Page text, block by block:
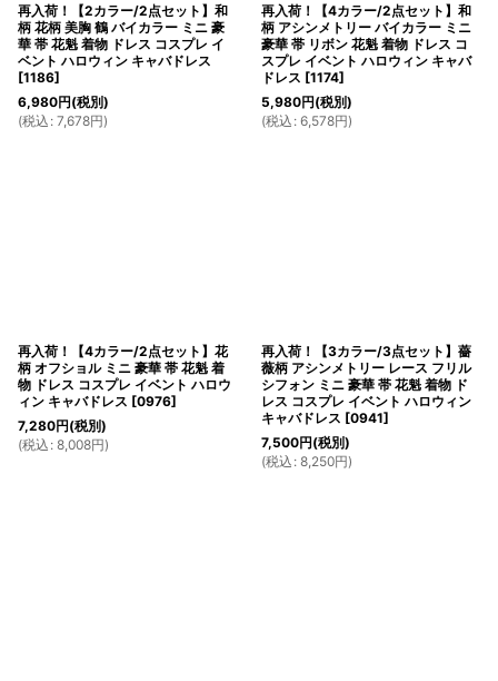
再入荷！【2カラー/2点セット】和
柄 花柄 美胸 鶴 バイカラー ミニ 豪
華 帯 花魁 着物 ドレス コスプレ イ
ベント ハロウィン キャバドレス
[1186]
6,980円(税別)
(税込 : 7,678円)
再入荷！【4カラー/2点セット】和
柄 アシンメトリー バイカラー ミニ
豪華 帯 リボン 花魁 着物 ドレス コ
スプレ イベント ハロウィン キャバ
ドレス [1174]
5,980円(税別)
(税込 : 6,578円)
再入荷！【4カラー/2点セット】花
柄 オフショル ミニ 豪華 帯 花魁 着
物 ドレス コスプレ イベント ハロウ
ィン キャバドレス [0976]
7,280円(税別)
(税込 : 8,008円)
再入荷！【3カラー/3点セット】薔
薇柄 アシンメトリー レース フリル
シフォン ミニ 豪華 帯 花魁 着物 ド
レス コスプレ イベント ハロウィン
キャバドレス [0941]
7,500円(税別)
(税込 : 8,250円)